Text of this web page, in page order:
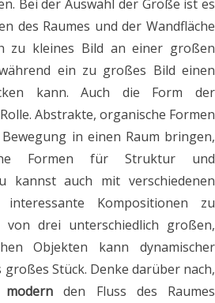
Bei der Auswahl der Größe ist es
des Raumes und der Wandfläche
zu kleines Bild an einer großen
ein zu großes Bild einen
kann. Auch die Form der
Abstrakte, organische Formen
in einen Raum bringen,
Formen für Struktur und
kannst auch mit verschiedenen
Kompositionen zu
von drei unterschiedlich großen,
Objekten kann dynamischer
Stück. Denke darüber nach,
den Fluss des Raumes